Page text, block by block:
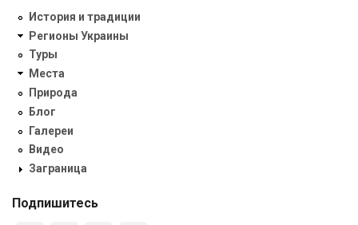
История и традиции
Регионы Украины
Туры
Места
Природа
Блог
Галереи
Видео
Заграница
Подпишитесь